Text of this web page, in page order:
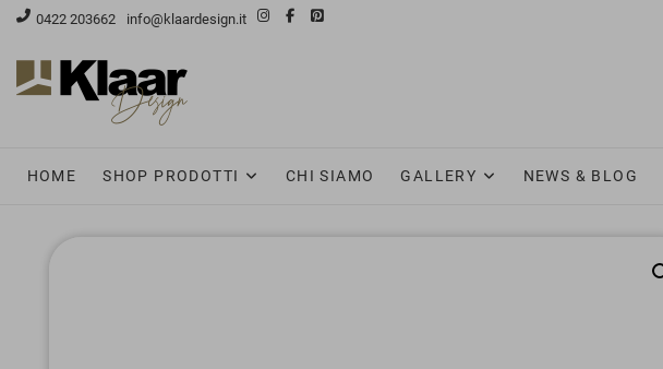
Skip
content
0422 203662 info@klaardesign.it
HOME SHOP PRODOTTI CHI SIAMO GALLERY NEWS & BLOG